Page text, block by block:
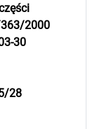
2000
30
28